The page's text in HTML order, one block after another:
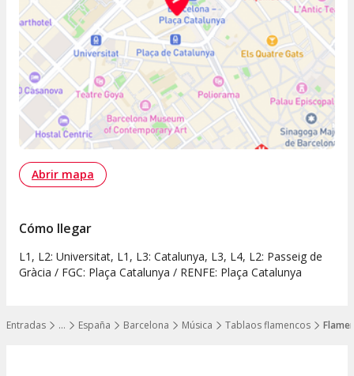
…
Mostrar todos los niveles
Entradas España Barcelona Música Tablaos flamencos
Abrir mapa
Cómo llegar
L1, L2: Universitat, L1, L3: Catalunya, L3, L4, L2: Passeig de
Gràcia / FGC: Plaça Catalunya / RENFE: Plaça Catalunya